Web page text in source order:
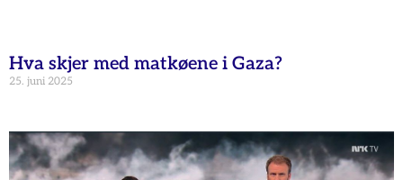
Hva skjer med matkøene i Gaza?
25. juni 2025